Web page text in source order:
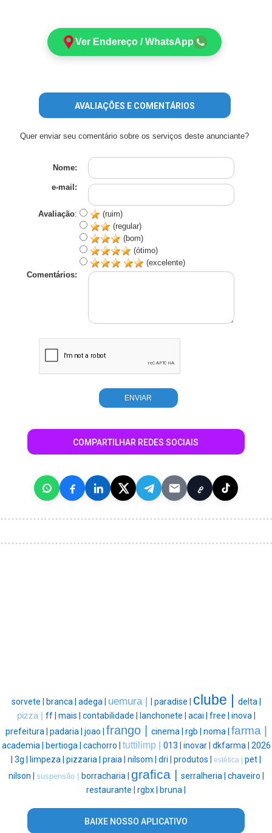
Ver Endereço / WhatsApp
AVALIAÇÕES E COMENTÁRIOS
Quer enviar seu comentário sobre os serviços deste anunciante?
Nome:
e-mail:
Avaliação:
(ruim)
(regular)
(bom)
(ótimo)
(excelente)
Comentários:
COMPARTILHAR REDES SOCIAIS
sorvete | branca | adega | uemura | paradise | clube | delta |
pizza | ff | mais | contabilidade | lanchonete | acai | free | inova |
prefeitura | padaria | joao | frango | cinema | rgb | noma | farma |
academia | bertioga | cachorro | tuttilimp | 013 | inovar | dkfarma | 2026
3g | limpeza | pizzaria | praia | nilsom | dri | produtos | estética | pet |
nilson | suspensão | borracharia | grafica | serralheria | chaveiro |
restaurante | rgbx | bruna |
BAIXE NOSSO APLICATIVO